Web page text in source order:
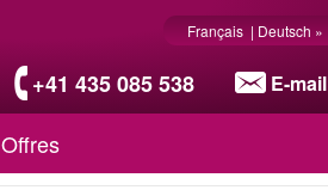
+41 435 085 538 E-mail
Français | Deutsch »
Offres